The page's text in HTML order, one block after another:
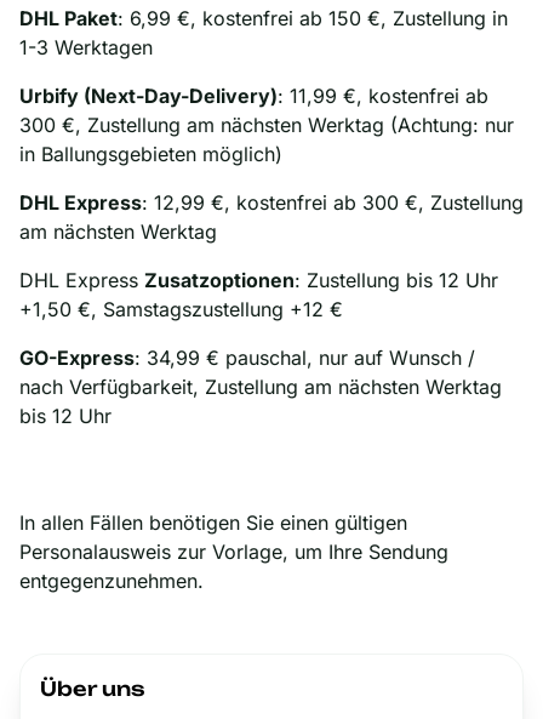
DHL Paket: 6,99 €, kostenfrei ab 150 €, Zustellung in
1-3 Werktagen
Urbify (Next-Day-Delivery): 11,99 €, kostenfrei ab
300 €, Zustellung am nächsten Werktag (Achtung: nur
in Ballungsgebieten möglich)
DHL Express: 12,99 €, kostenfrei ab 300 €, Zustellung
am nächsten Werktag
DHL Express Zusatzoptionen: Zustellung bis 12 Uhr
+1,50 €, Samstagszustellung +12 €
GO-Express: 34,99 € pauschal, nur auf Wunsch /
nach Verfügbarkeit, Zustellung am nächsten Werktag
bis 12 Uhr
In allen Fällen benötigen Sie einen gültigen
Personalausweis zur Vorlage, um Ihre Sendung
entgegenzunehmen.
Über uns